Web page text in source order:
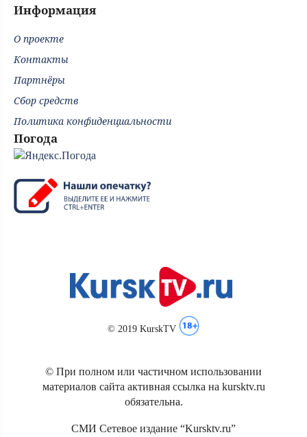
Информация
О проекте
Контакты
Партнёры
Сбор средств
Политика конфиденциальности
Погода
© 2019 KurskTV
© При полном или частичном использовании
материалов сайта активная ссылка на kursktv.ru
обязательна.
СМИ Сетевое издание “Kursktv.ru”